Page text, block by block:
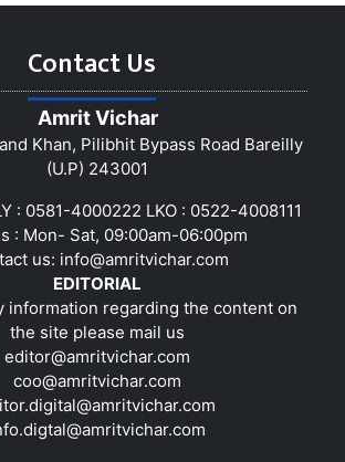
Contact Us
Amrit Vichar
Khan, Pilibhit Bypass Road Bareilly
(U.P) 243001
: 0581-4000222 LKO : 0522-4008111
: Mon- Sat, 09:00am-06:00pm
us: info@amritvichar.com
EDITORIAL
information regarding the content on
the site please mail us
editor@amritvichar.com
coo@amritvichar.com